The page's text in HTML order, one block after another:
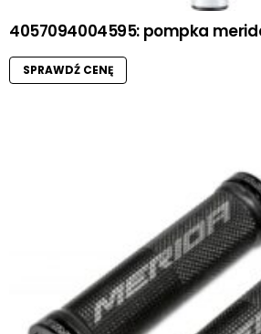
4057094004595: pompka
SPRAWDŹ CENĘ